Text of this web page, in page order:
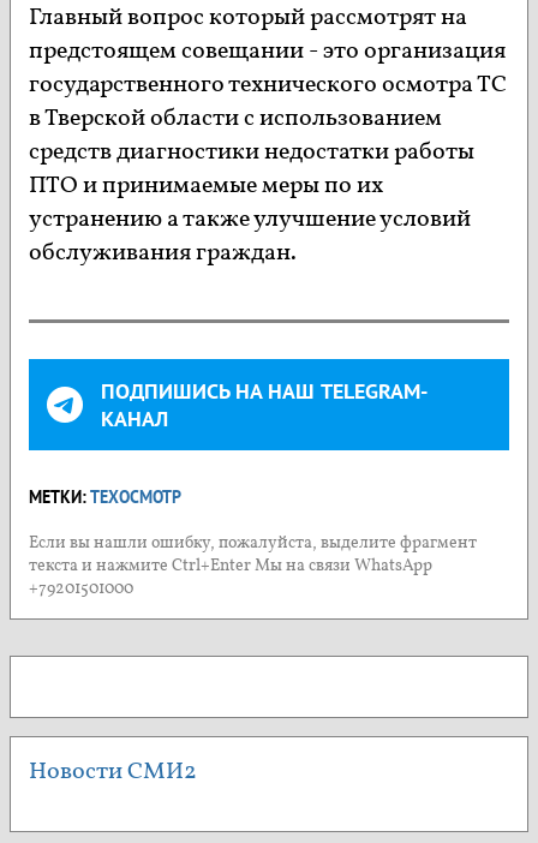
Главный вопрос который рассмотрят на
предстоящем совещании - это организация
государственного технического осмотра ТС
в Тверской области с использованием
средств диагностики недостатки работы
ПТО и принимаемые меры по их
устранению а также улучшение условий
обслуживания граждан.
ПОДПИШИСЬ НА НАШ TELEGRAM-
КАНАЛ
МЕТКИ:ТЕХОСМОТР
Если вы нашли ошибку, пожалуйста, выделите фрагмент
текста и нажмите Ctrl+Enter Мы на связи WhatsApp
+79201501000
Новости СМИ2